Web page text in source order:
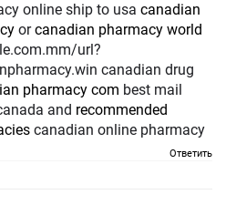
online ship to usa canadian
orcanadian pharmacy world
url?
canadian drug
pharmacy com best mail
and recommended
canadian online pharmacy
Ответить